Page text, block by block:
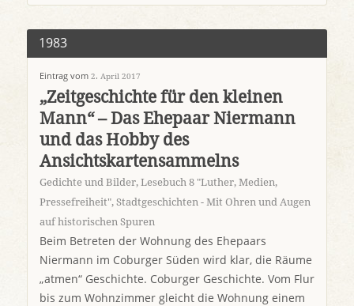
1983
Eintrag vom 2. April 2017
„Zeitgeschichte für den kleinen
Mann“ – Das Ehepaar Niermann
und das Hobby des
Ansichtskartensammelns
Gedichte und Bilder, Lesebuch 8 "Luther, Medien,
Pressefreiheit", Stadtgeschichten - Mit Ohren und Augen
auf historischen Spuren
Beim Betreten der Wohnung des Ehepaars
Niermann im Coburger Süden wird klar, die Räume
„atmen“ Geschichte. Coburger Geschichte. Vom Flur
bis zum Wohnzimmer gleicht die Wohnung einem